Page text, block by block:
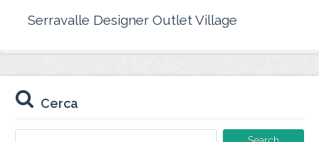
Serravalle Designer Outlet Village
Cerca